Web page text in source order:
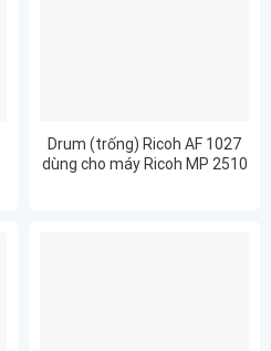
Drum (trống) Ricoh AF 1027
dùng cho máy Ricoh MP 2510